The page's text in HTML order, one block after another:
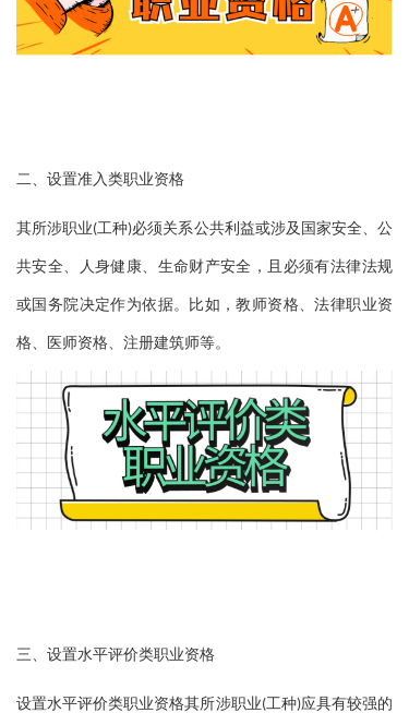
二、 设置准入类职业资格
其所涉职业(工种)必须关系公共利益或涉及国家安全、公
共安全、人身健康、生命财产安全，且必须有法律法规
或国务院决定作为依据。比如，教师资格、法律职业资
格、医师资格、注册建筑师等。
三、 设置水平评价类职业资格
设置水平评价类职业资格其所涉职业(工种)应具有较强的